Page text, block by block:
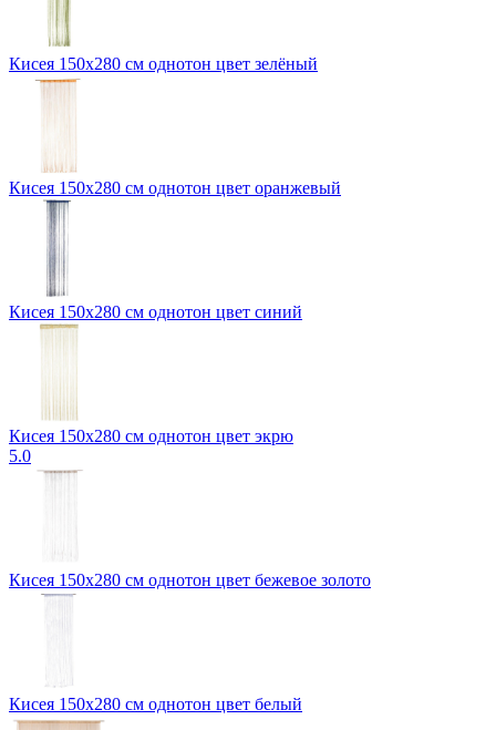
Кисея 150x280 см однотон цвет зелёный
Кисея 150x280 см однотон цвет оранжевый
Кисея 150x280 см однотон цвет синий
Кисея 150x280 см однотон цвет экрю
5.0
Кисея 150х280 см однотон цвет бежевое золото
Кисея 150х280 см однотон цвет белый